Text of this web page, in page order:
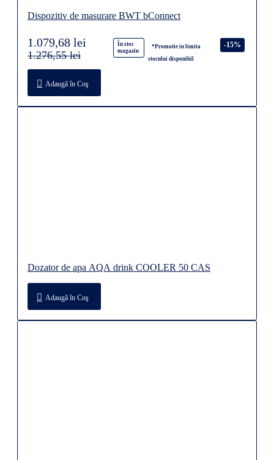
Dispozitiv de masurare BWT bConnect
În stoc
magazin
*Promotie in limita
stocului disponibil
-15%
1.079,68 lei
1.276,55 lei
Adaugă în Coş
Dozator de apa AQA drink COOLER 50 CAS
Adaugă în Coş